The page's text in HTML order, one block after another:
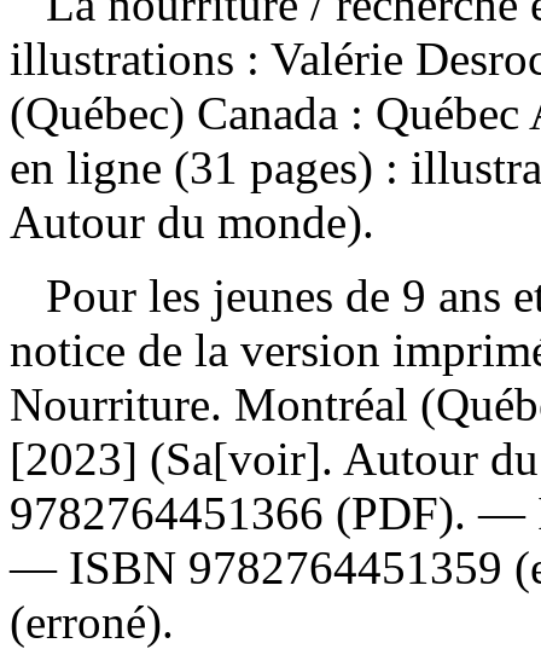
illustrations : Valérie
(Québec) Canada :
en ligne (31 pages) :
Autour du monde).
Pour les jeunes de 9 ans
notice de la version
Nourriture. Montréal
[2023] (Sa[voir]. Autour
9782764451366 (PDF). —
— ISBN 9782764451359
(erroné).